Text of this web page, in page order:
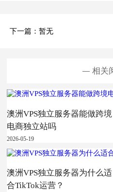
下一篇：暂无
相关
澳洲VPS独立服务器能做跨境
电商独立站吗
2026-05-19
澳洲VPS独立服务器为什么适
合TikTok运营？